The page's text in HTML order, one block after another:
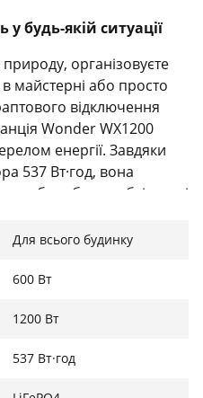
у будь-якій ситуації
організовуєте
майстерні або просто
відключення
Wonder WX1200
енергії. Завдяки
537 Вт·год, вона
роботу без необхідності
свободу дій.
Для всього будинку
600 Вт
1200 Вт
537 Вт·год